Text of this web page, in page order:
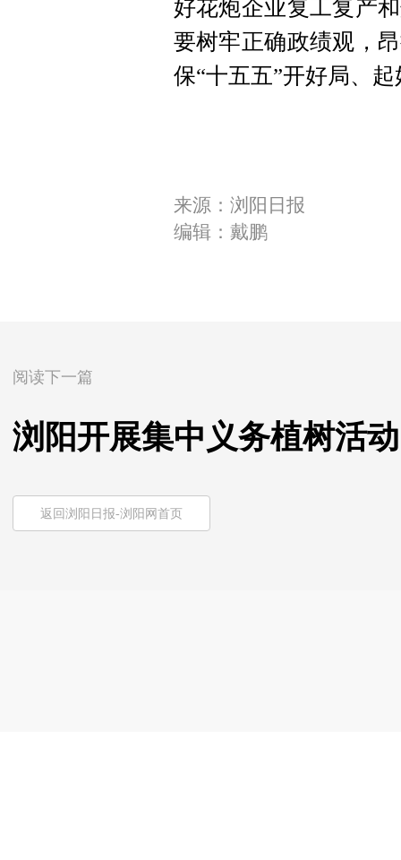
好花炮企业复工复产
要树牢正确政绩观，
保“十五五”开好局、
来源：浏阳日报
编辑：戴鹏
阅读下一篇
浏阳开展集中义务植树活动
返回浏阳日报-浏阳网首页